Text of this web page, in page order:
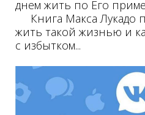
днем жить по Его
Книга Макса Лукадо
жить такой жизнью и
с избытком...